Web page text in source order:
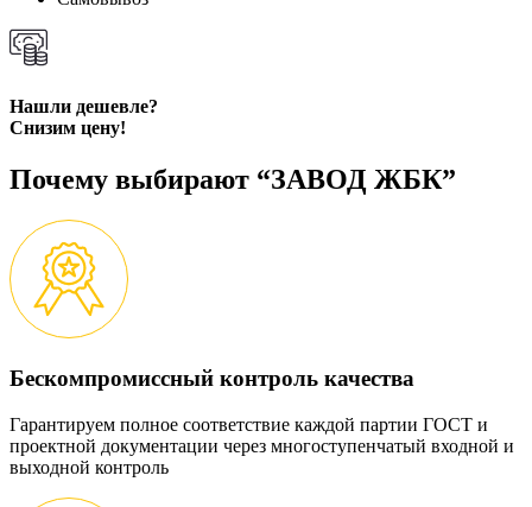
Нашли дешевле?
Снизим цену!
Почему выбирают “ЗАВОД ЖБК”
Бескомпромиссный контроль качества
Гарантируем полное соответствие каждой партии ГОСТ и
проектной документации через многоступенчатый входной и
выходной контроль